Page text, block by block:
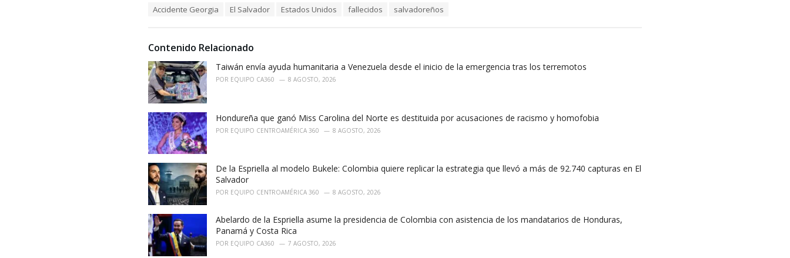
r
i
e
s
:
:
Accidente Georgia El Salvador Estados Unidos fallecidos salvadoreños
Contenido Relacionado
Taiwán envía ayuda humanitaria a Venezuela desde el inicio de la emergencia tras los terremotos
POR EQUIPO CA360 8 AGOSTO, 2026
Hondureña que ganó Miss Carolina del Norte es destituida por acusaciones de racismo y homofobia
POR EQUIPO CENTROAMÉRICA 360 8 AGOSTO, 2026
De la Espriella al modelo Bukele: Colombia quiere replicar la estrategia que llevó a más de 92.740 capturas en El
Salvador
POR EQUIPO CENTROAMÉRICA 360 8 AGOSTO, 2026
Abelardo de la Espriella asume la presidencia de Colombia con asistencia de los mandatarios de Honduras,
Panamá y Costa Rica
POR EQUIPO CA360 7 AGOSTO, 2026